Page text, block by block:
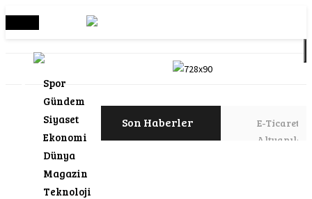
Spor
Gündem
Siyaset
Ekonomi
Dünya
Magazin
Teknoloji
Son Haberler
E-Ticaret